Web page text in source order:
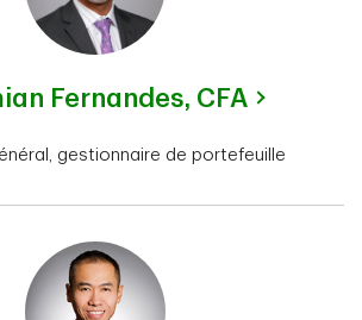
Fernandes, CFA
gestionnaire de portefeuille